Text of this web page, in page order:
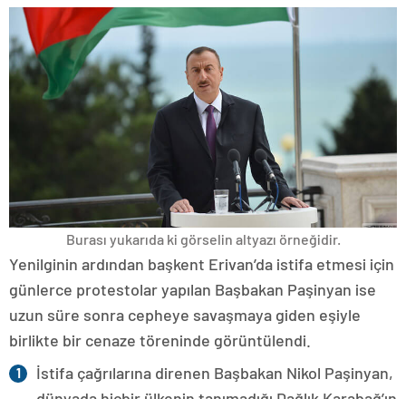
Burası yukarıda ki görselin altyazı örneğidir.
Yenilginin ardından başkent Erivan’da istifa etmesi için
günlerce protestolar yapılan Başbakan Paşinyan ise
uzun süre sonra cepheye savaşmaya giden eşiyle
birlikte bir cenaze töreninde görüntülendi.
İstifa çağrılarına direnen Başbakan Nikol Paşinyan,